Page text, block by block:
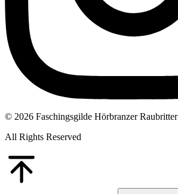
© 2026 Faschingsgilde Hörbranzer Raubritter
All Rights Reserved